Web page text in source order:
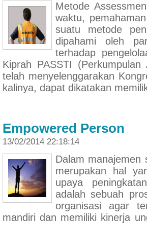
Metode
waktu,
suatu metode
dipahami oleh
terhadap
Kiprah PASSTI
telah menyelenggarakan
kalinya, dapat dikatakan
Empowered Person
13/02/2014 22:18:14
Dalam manajemen
merupakan hal
upaya
adalah sebuah
organisasi agar
mandiri dan memiliki kinerja